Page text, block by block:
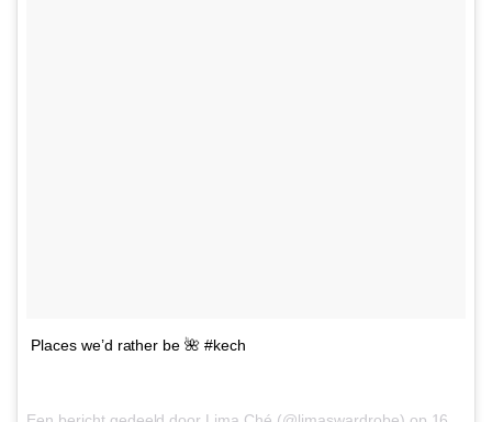
Places we’d rather be 🌺 #kech